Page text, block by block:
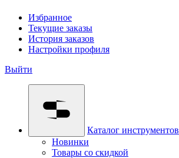
Избранное
Текущие заказы
История заказов
Настройки профиля
Выйти
Каталог инструментов
Новинки
Товары со скидкой